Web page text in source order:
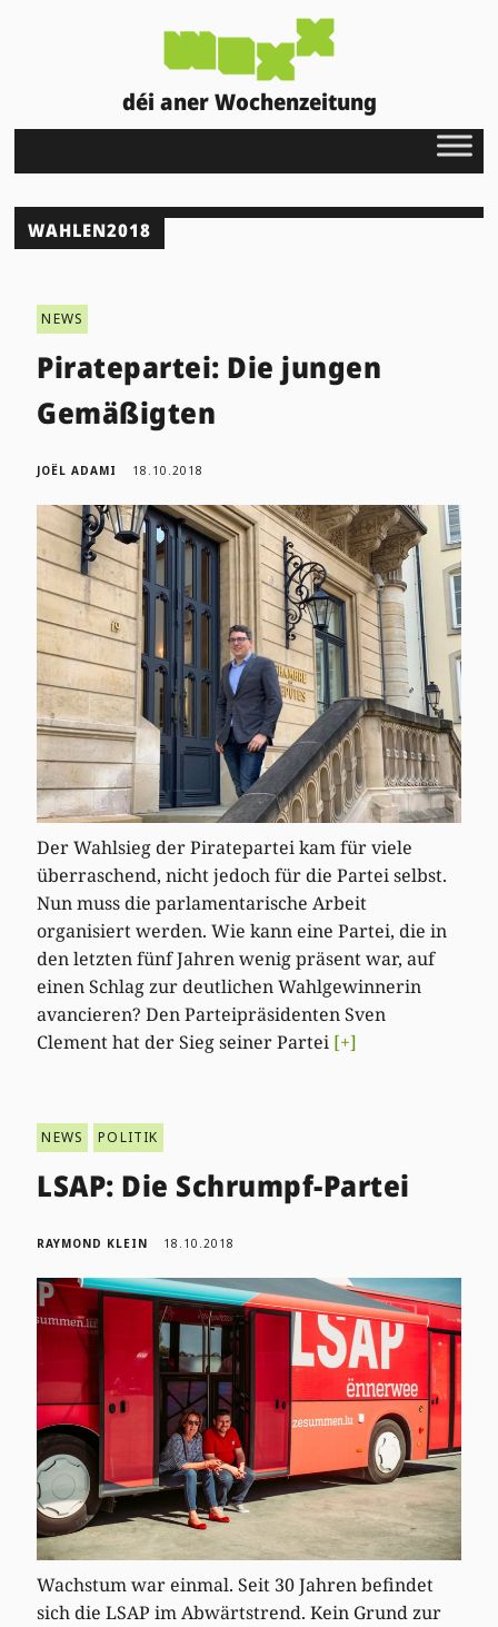
déi aner Wochenzeitung
WAHLEN2018
NEWS
Piratepartei: Die jungen
Gemäßigten
JOËL ADAMI 18.10.2018
Der Wahlsieg der Piratepartei kam für viele
überraschend, nicht jedoch für die Partei selbst.
Nun muss die parlamentarische Arbeit
organisiert werden. Wie kann eine Partei, die in
den letzten fünf Jahren wenig präsent war, auf
einen Schlag zur deutlichen Wahlgewinnerin
avancieren? Den Parteipräsidenten Sven
Clement hat der Sieg seiner Partei [+]
NEWS POLITIK
LSAP: Die Schrumpf-Partei
RAYMOND KLEIN 18.10.2018
Wachstum war einmal. Seit 30 Jahren befindet
sich die LSAP im Abwärtstrend. Kein Grund zur